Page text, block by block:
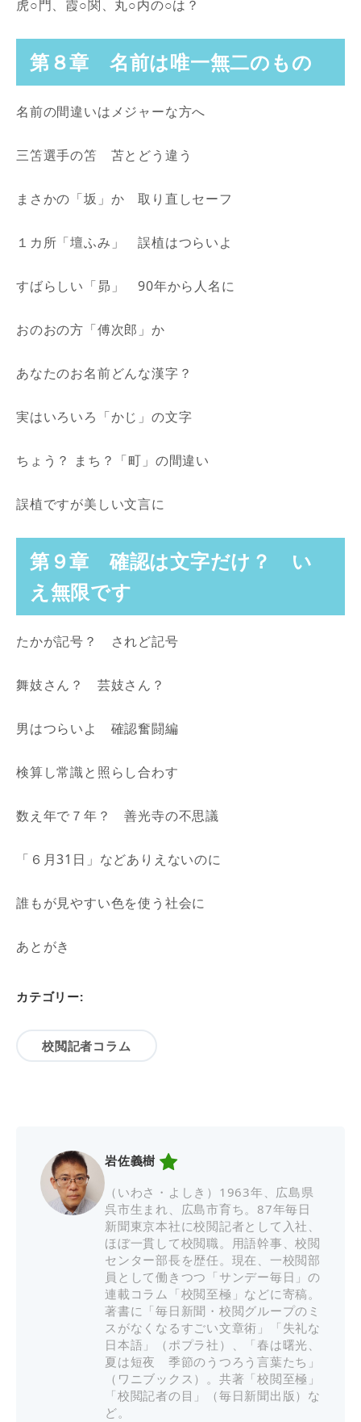
虎○門、霞○関、丸○内の○は？
第８章 名前は唯一無二のもの
名前の間違いはメジャーな方へ
三笘選手の笘 苫とどう違う
まさかの「坂」か 取り直しセーフ
１カ所「壇ふみ」 誤植はつらいよ
すばらしい「昴」 90年から人名に
おのおの方「傅次郎」か
あなたのお名前どんな漢字？
実はいろいろ「かじ」の文字
ちょう？ まち？「町」の間違い
誤植ですが美しい文言に
第９章 確認は文字だけ？ い
え無限です
たかが記号？ されど記号
舞妓さん？ 芸妓さん？
男はつらいよ 確認奮闘編
検算し常識と照らし合わす
数え年で７年？ 善光寺の不思議
「６月31日」などありえないのに
誰もが見やすい色を使う社会に
あとがき
カテゴリー:
校閲記者コラム
岩佐義樹
（いわさ・よしき）1963年、広島県
呉市生まれ、広島市育ち。87年毎日
新聞東京本社に校閲記者として入社、
ほぼ一貫して校閲職。用語幹事、校閲
センター部長を歴任。現在、一校閲部
員として働きつつ「サンデー毎日」の
連載コラム「校閲至極」などに寄稿。
著書に「毎日新聞・校閲グループのミ
スがなくなるすごい文章術」「失礼な
日本語」（ポプラ社）、「春は曙光、
夏は短夜 季節のうつろう言葉たち」
（ワニブックス）。共著「校閲至極」
「校閲記者の目」（毎日新聞出版）な
ど。